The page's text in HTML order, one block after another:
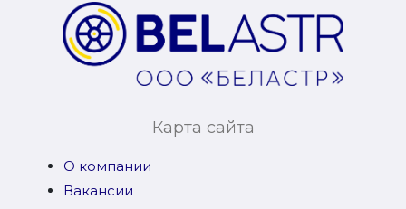
Карта сайта
О компании
Вакансии